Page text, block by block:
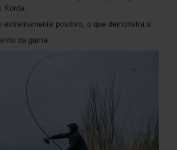
Korda.
extremamente positivo, o que demonstra a
da gama.